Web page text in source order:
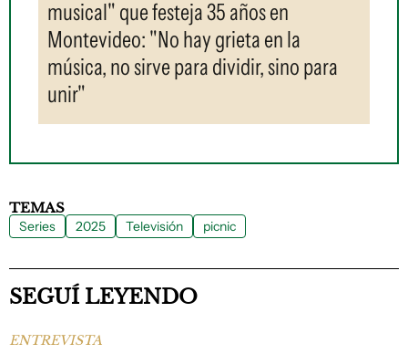
musical" que festeja 35 años en
Montevideo: "No hay grieta en la
música, no sirve para dividir, sino para
unir"
TEMAS
Series 2025 Televisión picnic
SEGUÍ LEYENDO
ENTREVISTA